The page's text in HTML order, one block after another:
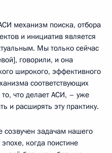
механизм поиска, отбора
и инициатив является
Мы только сейчас
говорили, и она
широкого, эффективного
соответствующих
что делает АСИ, – уже
и расширять эту практику.
задачам нашего
когда поистине